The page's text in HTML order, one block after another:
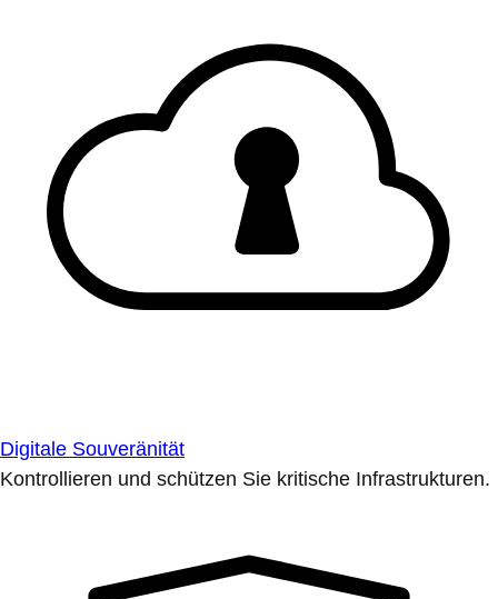
Digitale Souveränität
Kontrollieren und schützen Sie kritische Infrastrukturen.